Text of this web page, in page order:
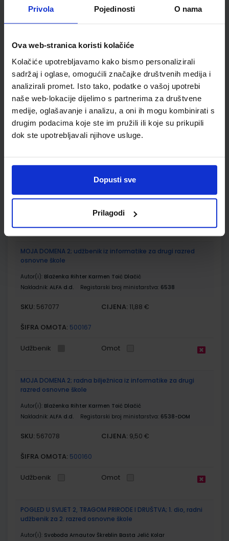
Privola Pojedinosti O nama
Ova web-stranica koristi kolačiće
Kolačiće upotrebljavamo kako bismo personalizirali
sadržaj i oglase, omogućili značajke društvenih medija i
analizirali promet. Isto tako, podatke o vašoj upotrebi
naše web-lokacije dijelimo s partnerima za društvene
medije, oglašavanje i analizu, a oni ih mogu kombinirati s
drugim podacima koje ste im pružili ili koje su prikupili
dok ste upotrebljavali njihove usluge.
Dopusti sve
Prilagodi
Nakladnik:ŠKOLSKA KNJIGA d.d.
Registarski broj ministarstva:
CIJENA:
ŠIFRA OMOTA:
Udžbenik
SUPER MATEMATIKA ZA PRAVE TRAGAČE 2; radna bilježnica za
drugi razred osnovne škole
Autor(i):Marijana Martić Gordana Ivančić Zrinka Crnković
DOM
CIJENA: 12,00 €
ŠIFRA OMOTA:
MOJA DOMENA 2; udžbenik iz informatike za drugi razred
osnovne škole
Autor(i): Blaženka Rihter Karmen Toić Dlačić
Nakladnik: ALFA d.d. Registarski broj ministarstva: 6538
SKU: 567077 CIJENA: 11,88 €
ŠIFRA OMOTA: 500167
Udžbenik Omot
MOJA DOMENA 2; radna bilježnica iz informatike za drugi
razred osnovne škole
Autor(i): Blaženka Rihter Karmen Toić Dlačić
Nakladnik: ALFA d.d. Registarski broj ministarstva: 6538-DOM
SKU: 567078 CIJENA: 9,50 €
ŠIFRA OMOTA: 500160
Udžbenik Omot
POGLED U SVIJET 2, TRAGOM PRIRODE I DRUŠTVA; 1. dio, radni
udžbenik za 2. razred osnovne škole
Autor(i): Svoboda Arnautov Škreblin Basta Jelić Kolar